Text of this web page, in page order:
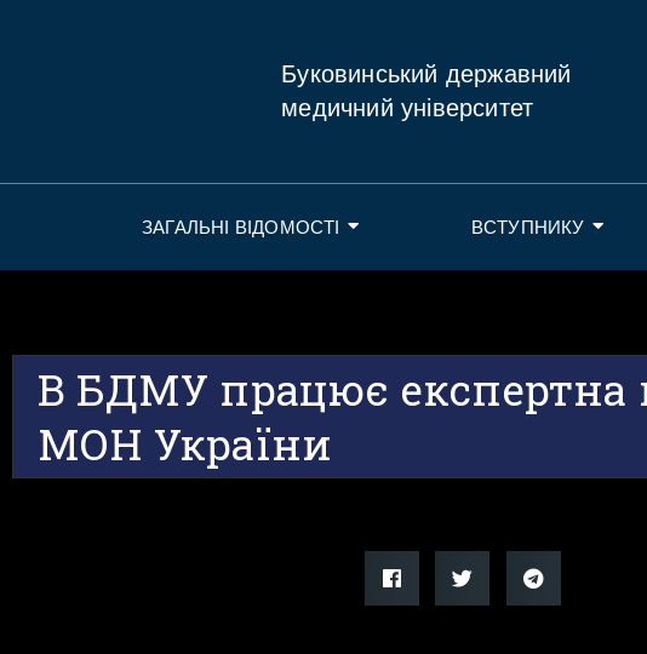
Буковинський державний
медичний університет
ЗАГАЛЬНІ ВІДОМОСТІ ВСТУПНИКУ
В БДМУ працює експертна
МОН України